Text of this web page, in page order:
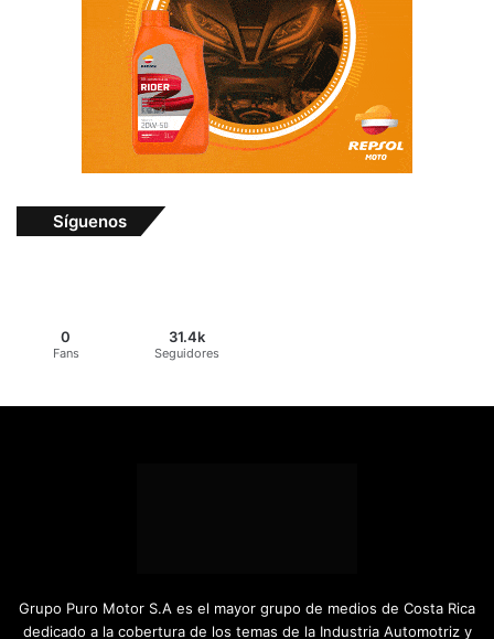
Síguenos
0
Fans
31.4k
Seguidores
Grupo Puro Motor S.A es el mayor grupo de medios de Costa Rica
dedicado a la cobertura de los temas de la Industria Automotriz y